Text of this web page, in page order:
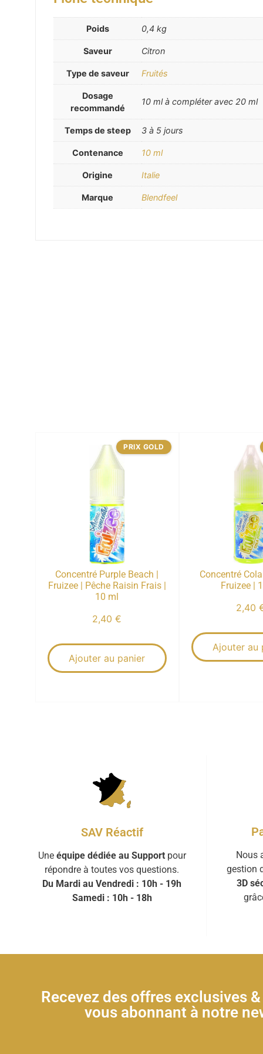
Poids 0,4 kg
Saveur Citron
Type de saveur Fruités
Dosage
recommandé
10 ml à compléter avec 20 ml
Temps de steep 3 à 5 jours
Contenance 10 ml
Origine Italie
Marque Blendfeel
Concentré Purple Beach |
Fruizee | Pêche Raisin Frais |
10 ml
2,40€
Ajouter au panier
PRIX GOLD
Concentré
Fruizee |
2,40
Ajouter au
SAV Réactif
Une équipe dédiée au Supportpour
répondre à toutes vos questions.
Du Mardi au Vendredi : 10h - 19h
Samedi : 10h - 18h
Nous
gestion
3D
Recevez des offres exclusives
vous abonnant à notre